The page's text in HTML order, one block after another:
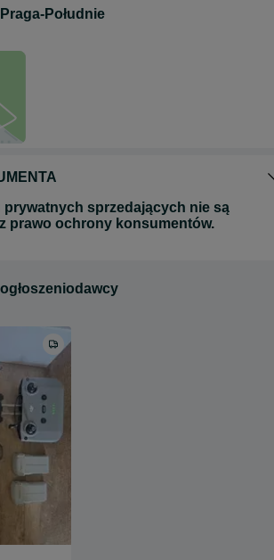
Praga-Południe
prywatnych sprzedających nie są
prawo ochrony konsumentów.